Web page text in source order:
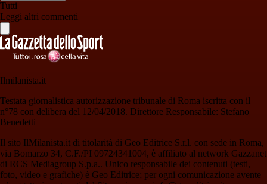
Tutti
Leggi altri commenti
Ilmilanista.it
Testata giornalistica autorizzazione tribunale di Roma iscritta con il
n°78 con delibera del 12/04/2018. Direttore Responsabile: Stefano
Benedetti
Il sito IlMilanista.it di titolarità di Geo Editrice S.r.l. con sede in Roma,
via Bomarzo 34, C.F./PI 09724341004, è affiliato al network Gazzanet
di RCS Mediagroup S.p.a.. Unico responsabile dei contenuti (testi,
foto, video e grafiche) è Geo Editrice; per ogni comunicazione avente